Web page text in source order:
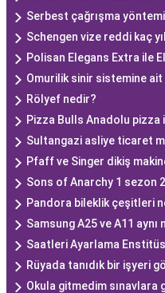
Serbest çağrışma yöntemi
Schengen vize reddi kaç
Polisan Elegans Extra ile
Omurilik sinir sistemine ait
Rölyef nedir?
Pizza Bulls Anadolu pizza
Sultangazi asliye ticaret
Pfaff ve Singer dikiş
Sons of Anarchy 1 sezon
Pandora bileklik çeşitleri
Samsung A25 ve A11 aynı
Saatleri Ayarlama
Rüyada tanıdık bir işyeri
Okula gitmedim sınavlara